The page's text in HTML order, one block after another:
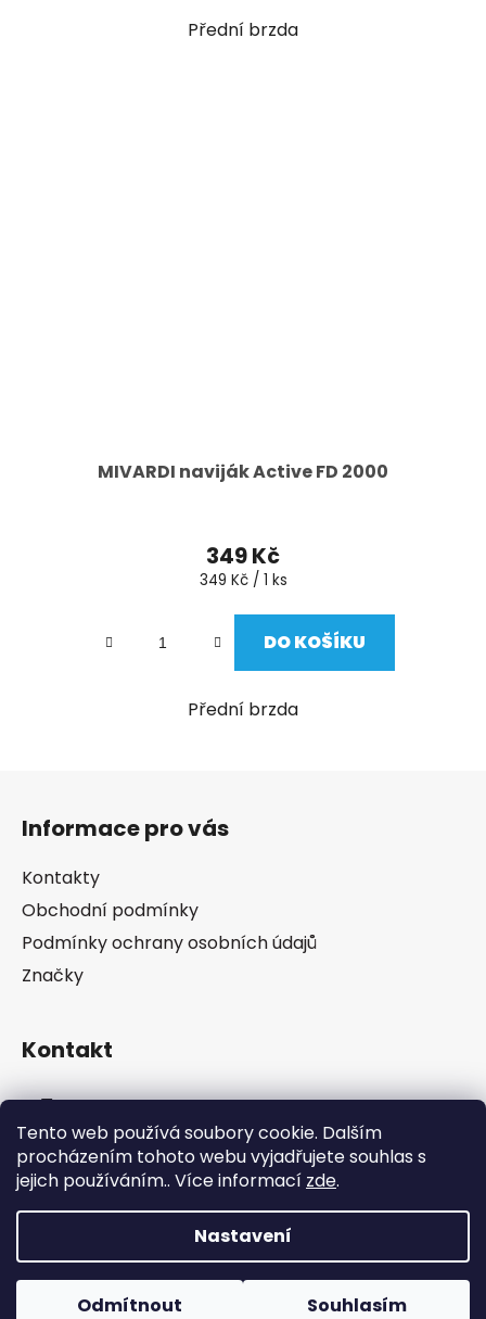
Tento web používá soubory cookie. Dalším
procházením tohoto webu vyjadřujete souhlas s
jejich používáním.. Více informací zde.
Nastavení
Odmítnout Souhlasím
Přední brzda
MIVARDI naviják Active FD 2000
349 Kč
Měrná
349 Kč / 1 ks
DO KOŠÍKU
Přední brzda
Informace pro vás
Kontakty
Obchodní podmínky
Podmínky ochrany osobních údajů
Značky
Kontakt
info@pip-zevl.cz
605 871 228
Vytvořil Shoptet
Copyright 2026
. Všechna práva